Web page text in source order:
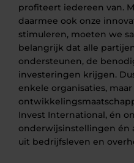
profiteert iedereen van.
daarmee ook onze
stimuleren, moeten we
belangrijk dat alle
ondersteunen, de
investeringen krijgen.
enkele organisaties,
Invest International, én
onderwijsinstellingen én
uit bedrijfsleven en